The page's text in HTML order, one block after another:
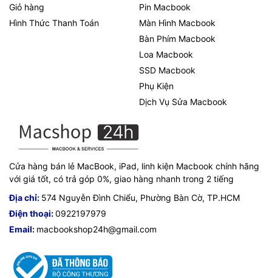
Giỏ hàng
Hình Thức Thanh Toán
Pin Macbook
Màn Hình Macbook
Bàn Phím Macbook
Loa Macbook
SSD Macbook
Phụ Kiện
Dịch Vụ Sửa Macbook
Cửa hàng bán lẻ MacBook, iPad, linh kiện Macbook chính hãng
với giá tốt, có trả góp 0%, giao hàng nhanh trong 2 tiếng
Địa chỉ: 574 Nguyễn Đình Chiểu, Phường Bàn Cờ, TP.HCM
Điện thoại:0922197979
Email: macbookshop24h@gmail.com